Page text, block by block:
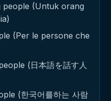
people (Untuk orang
(Per le persone che
(日本語を話す人
(한국어를하는 사람